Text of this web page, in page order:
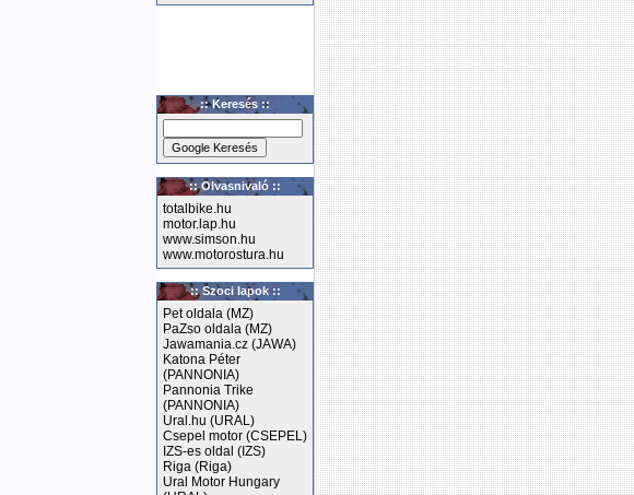
:: Keresés ::
:: Olvasnivaló ::
totalbike.hu
motor.lap.hu
www.simson.hu
www.motorostura.hu
:: Szoci lapok ::
Pet oldala (MZ)
PaZso oldala (MZ)
Jawamania.cz (JAWA)
Katona Péter
(PANNONIA)
Pannonia Trike
(PANNONIA)
Ural.hu (URAL)
Csepel motor (CSEPEL)
IZS-es oldal (IZS)
Riga (Riga)
Ural Motor Hungary